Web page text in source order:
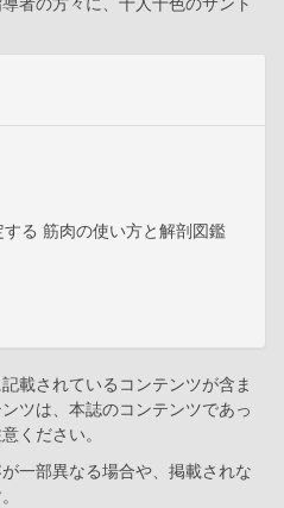
する 筋肉の使い方と解剖図鑑
載されているコンテンツが含ま
ツは、本誌のコンテンツであっ
ください。
一部異なる場合や、掲載されな